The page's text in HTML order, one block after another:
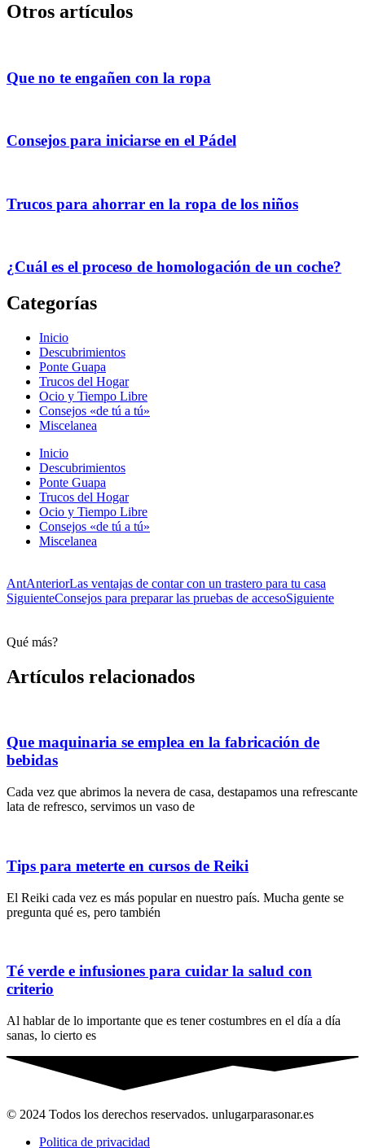
Otros artículos
Que no te engañen con la ropa
Consejos para iniciarse en el Pádel
Trucos para ahorrar en la ropa de los niños
¿Cuál es el proceso de homologación de un coche?
Categorías
Inicio
Descubrimientos
Ponte Guapa
Trucos del Hogar
Ocio y Tiempo Libre
Consejos «de tú a tú»
Miscelanea
Inicio
Descubrimientos
Ponte Guapa
Trucos del Hogar
Ocio y Tiempo Libre
Consejos «de tú a tú»
Miscelanea
AntAnteriorLas ventajas de contar con un trastero para tu casa
SiguienteConsejos para preparar las pruebas de accesoSiguiente
Qué más?
Artículos relacionados
Que maquinaria se emplea en la fabricación de
bebidas
Cada vez que abrimos la nevera de casa, destapamos una refrescante
lata de refresco, servimos un vaso de
Tips para meterte en cursos de Reiki
El Reiki cada vez es más popular en nuestro país. Mucha gente se
pregunta qué es, pero también
Té verde e infusiones para cuidar la salud con
criterio
Al hablar de lo importante que es tener costumbres en el día a día
sanas, lo cierto es
© 2024 Todos los derechos reservados. unlugarparasonar.es
Politica de privacidad